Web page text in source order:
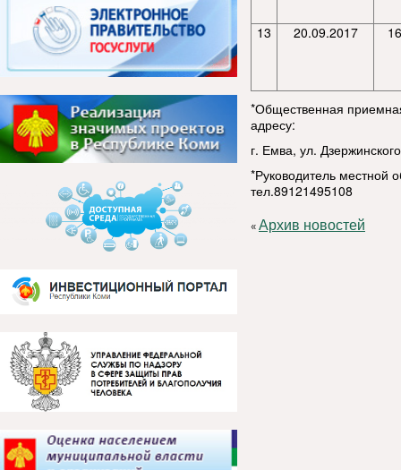
13 20.09.2017
*Общественная
адресу:
г. Емва, ул.
*Руководитель местной
тел.89121495108
«Архив новостей